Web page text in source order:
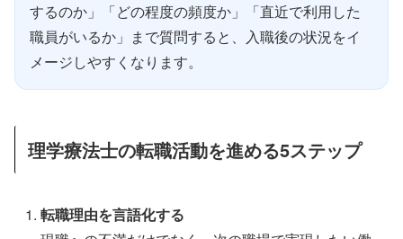
するのか」「どの程度の頻度か」「直近で利用した
職員がいるか」まで質問すると、入職後の状況をイ
メージしやすくなります。
理学療法士の転職活動を進める5ステップ
転職理由を言語化する